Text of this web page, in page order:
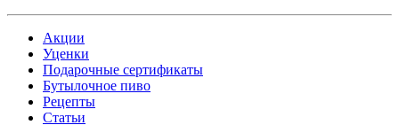
Акции
Уценки
Подарочные сертификаты
Бутылочное пиво
Рецепты
Статьи